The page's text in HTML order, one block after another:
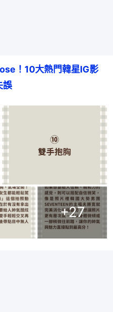
！10大熱門韓星IG影
誤
+27